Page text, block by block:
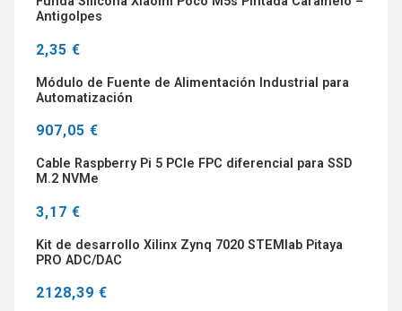
Antigolpes
2,35 €
Módulo de Fuente de Alimentación Industrial para
Automatización
907,05 €
Cable Raspberry Pi 5 PCIe FPC diferencial para SSD
M.2 NVMe
3,17 €
Kit de desarrollo Xilinx Zynq 7020 STEMlab Pitaya
PRO ADC/DAC
2128,39 €